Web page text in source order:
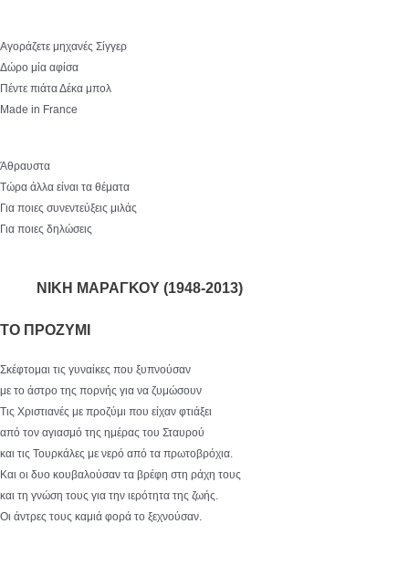
Αγοράζετε μηχανές Σίγγερ
Δώρο μία αφίσα
Πέντε πιάτα Δέκα μπολ
Made in France
Άθραυστα
Τώρα άλλα είναι τα θέματα
Για ποιες συνεντεύξεις μιλάς
Για ποιες δηλώσεις
ΝΙΚΗ ΜΑΡΑΓΚΟΥ (1948-2013)
ΤΟ ΠΡΟΖΥΜΙ
Σκέφτομαι τις γυναίκες που ξυπνούσαν
με το άστρο της πορνής για να ζυμώσουν
Τις Χριστιανές με προζύμι που είχαν φτιάξει
από τον αγιασμό της ημέρας του Σταυρού
και τις Τουρκάλες με νερό από τα πρωτοβρόχια.
Και οι δυο κουβαλούσαν τα βρέφη στη ράχη τους
και τη γνώση τους για την ιερότητα της ζωής.
Οι άντρες τους καμιά φορά το ξεχνούσαν.